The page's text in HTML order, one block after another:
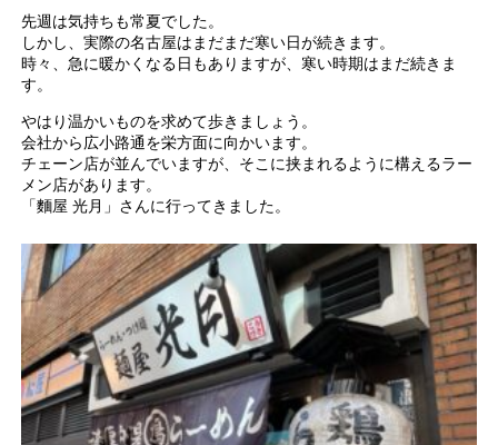
先週は気持ちも常夏でした。
しかし、実際の名古屋はまだまだ寒い日が続きます。
時々、急に暖かくなる日もありますが、寒い時期はまだ続きま
す。
やはり温かいものを求めて歩きましょう。
会社から広小路通を栄方面に向かいます。
チェーン店が並んでいますが、そこに挟まれるように構えるラー
メン店があります。
「麵屋 光月」さんに行ってきました。